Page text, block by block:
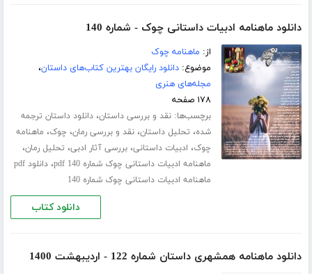
دانلود ماهنامه ادبیات داستانی چوک - شماره 140
از: ماهنامه چوک
موضوع:دانلود رایگان بهترین کتاب‌های داستان،
مجله‌های هنری
۱۷۸ صفحه
برچسب‌ها:نقد و بررسی داستان،دانلود داستان ترجمه
شده، تحلیل داستان،نقد و بررسی رمان، چوک، ماهنامه
چوک، ادبیات داستانی،بررسی آثار ادبی، تحلیل رمان،
ماهنامه ادبیات داستانی چوک شماره 140 pdf ،
دانلود pdf
ماهنامه ادبیات داستانی چوک شماره 140
دانلود کتاب
دانلود ماهنامه همشهری داستان شماره 122 - اردیبهشت 1400